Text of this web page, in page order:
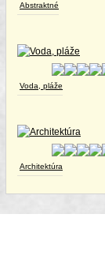
Abstraktné
Voda, pláže
Architektúra